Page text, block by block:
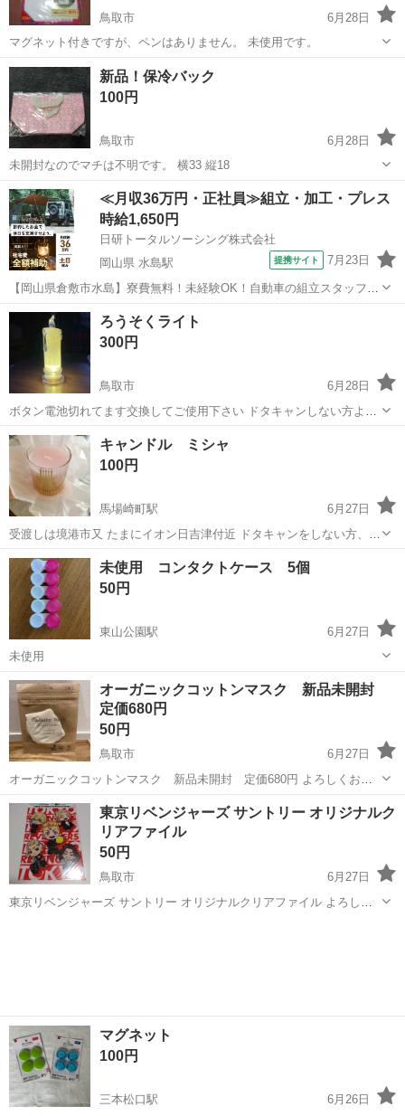
鳥取市
6月28日
マグネット付きですが、ペンはありません。 未使用です。
鳥取 鳥取市 その他 マグネット
新品！保冷バック
100円
鳥取市
6月28日
未開封なのでマチは不明です。 横33 縦18
鳥取 鳥取市 その他 新品
≪月収36万円・正社員≫組立・加工・プレス
時給1,650円
日研トータルソーシング株式会社
岡山県 水島駅
提携サイト 7月23日
【岡山県倉敷市水島】寮費無料！未経験OK！自動車の組立スタッフ
《お仕事No.NS0089》 お仕事について 車の組立作業です。専用レール
に乗って流れてくる車の骨組みに、車内外の各部品・ハンドル・足回
り・ドア・シートなどの各...
岡山 倉敷市 水島駅 その他
ろうそくライト
300円
鳥取市
6月28日
ボタン電池切れてます交換してご使用下さい ドタキャンしない方よろ
しくお願いします。
鳥取 鳥取市 その他
キャンドル ミシャ
100円
馬場崎町駅
6月27日
受渡しは境港市又 たまにイオン日吉津付近 ドタキャンをしない方、ス
ムーズな受渡しが出来る方を希望します。 時間がないためサイズ測定
は省略させていただきます。 新品未使用ですが長期保管につき神経質
な方はご遠慮ください。
鳥取 境港市 馬場崎町駅 その他
未使用 コンタクトケース 5個
50円
東山公園駅
6月27日
未使用
鳥取 米子市 東山公園駅 その他 ケース
オーガニックコットンマスク 新品未開封
定価680円
50円
鳥取市
6月27日
オーガニックコットンマスク 新品未開封 定価680円 よろしくお願
いします。
鳥取 鳥取市 その他
東京リベンジャーズ サントリー オリジナルク
リアファイル
50円
鳥取市
6月27日
東京リベンジャーズ サントリー オリジナルクリアファイル よろしく
マグネット
100円
三本松口駅
6月26日